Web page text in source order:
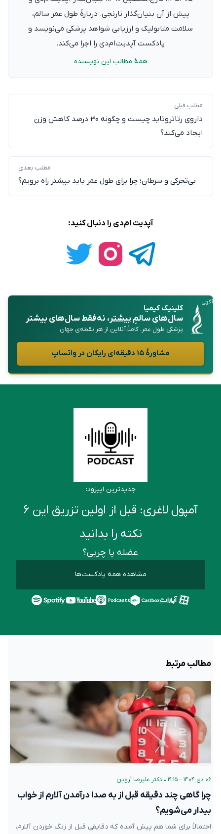
پیش از آن بنیان‌گذار نارنجی. دربارهٔ طول عمر سالم،
سلامت متابولیک و ارزیابی شواهد پزشکی می‌نویسد و
پادکست آپدیت‌ام‌دی را اجرا می‌کند.
همهٔ مطالب این نویسنده
مطلب قبلی
داروی رتاتروتاید چیست و چگونه ۳۰ درصد کاهش وزن
ایجاد می‌کند؟
مطلب بعدی
بی‌تحرکی و سرطان؛ چرا برای طول عمر باید بیشتر راه برویم؟
آپدیت ام‌دی را دنبال کنید:
آگهی
کلینیک کیمیا
سال‌های سالمِبیشتر، نه فقط سال‌های بیشتر
پزشکی طول عمر، کاملاً آنلاین از هر نقطه‌ی جهان
مشاورهٔ ۱۵ دقیقه‌ای رایگان در واتساپ
جدیدترین اپیزود:
آمپول لاغری: قبل از اولین تزریق این ۶
نکته را بدانید
عضله یا چربی؟
مشاهده همه پادکست‌ها
مطالب مرتبط
۰۶ دی ۱۴۰۴ – ۱۹:۱۵ • دکتر علیرضا آروین
چرا گاهی چند دقیقه قبل از به صدا درآمدن آلارم از خواب
بیدار می‌شویم؟
احتمالاً برای شما هم پیش آمده که دقایقی قبل از زنگ خوردن آلارم،